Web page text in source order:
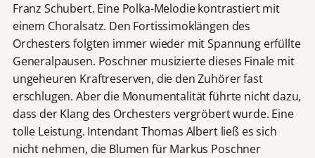
Franz Schubert. Eine Polka-Melodie kontrastiert mit
einem Choralsatz. Den Fortissimoklängen des
Orchesters folgten immer wieder mit Spannung erfüllte
Generalpausen. Poschner musizierte dieses Finale mit
ungeheuren Kraftreserven, die den Zuhörer fast
erschlugen. Aber die Monumentalität führte nicht dazu,
dass der Klang des Orchesters vergröbert wurde. Eine
tolle Leistung. Intendant Thomas Albert ließ es sich
nicht nehmen, die Blumen für Markus Poschner